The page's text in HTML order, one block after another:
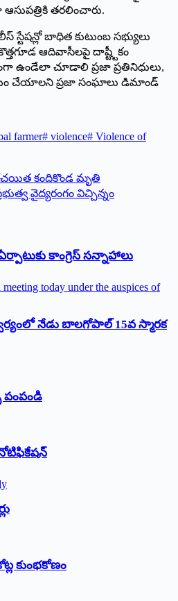
తరలించారు.
‌స్టేషన్లో బాధిత కుటుంబ సభ్యులు
ఆదివాసీలపై దాష్ట్టీకం
ఉండేలా చూడాలి ప్రజా ప్రతినిధులు,
చేయాలని ప్రజా సంఘాలు డిమాండ్‌
farmer# violence# Violence of
కందికొండ మృతి
వైద్యరంగం విచ్చిన్నం
కాంగ్రెస్‌ ‌సన్నాహాలు
నేడు బాలగోపాల్‌ 15వ స్మారక
పంపండి
నోటిఫికేషన్‌
కుంభకోణం